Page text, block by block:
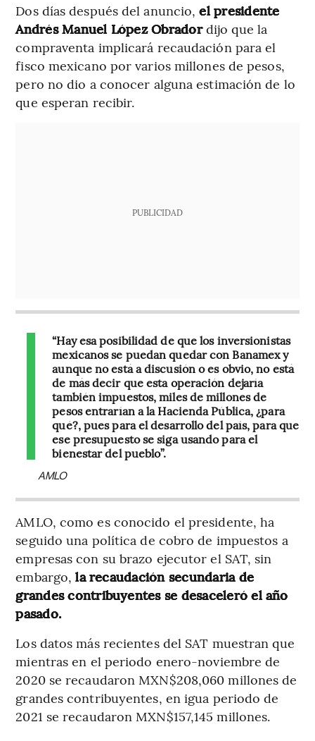
Dos días después del anuncio,el presidente
Andrés Manuel López Obradordijo que la
compraventa implicará recaudación para el
fisco mexicano por varios millones de pesos,
pero no dio a conocer alguna estimación de lo
que esperan recibir.
PUBLICIDAD
“Hay esa posibilidad de que los inversionistas
mexicanos se puedan quedar con Banamex y
aunque no está a discusión o es obvio, no está
de más decir que esta operación dejaría
también impuestos, miles de millones de
pesos entrarían a la Hacienda Pública, ¿para
qué?, pues para el desarrollo del país, para que
ese presupuesto se siga usando para el
bienestar del pueblo”.
AMLO
AMLO, como es conocido el presidente, ha
seguido una política de cobro de impuestos a
empresas con su brazo ejecutor el SAT, sin
embargo,la recaudación secundaria de
grandes contribuyentes se desaceleró el año
pasado.
Los datos más recientes del SAT muestran que
mientras en el periodo enero-noviembre de
2020 se recaudaron MXN$208,060 millones de
grandes contribuyentes, en igua periodo de
2021 se recaudaron MXN$157,145 millones.